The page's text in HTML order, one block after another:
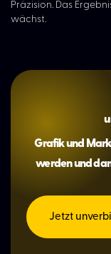
Präzision. Das
wächst.
Grafik und
werden und
Jetzt